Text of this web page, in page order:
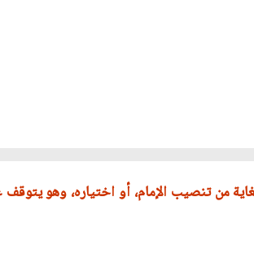
من تنصيب الإمام، أو اختياره، وهو